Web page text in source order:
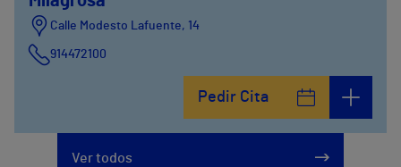
Calle Modesto Lafuente, 14
914472100
Pedir Cita
Ver todos